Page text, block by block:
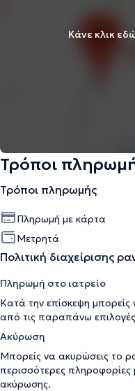
Κάνε κλικ
Τρόποι
Τρόποι πληρωμής
Πληρωμή με κάρτα
Μετρητά
Πολιτική διαχείρισης
Πληρωμή στο ιατρείο
Κατά την επίσκεψη
από τις παραπάνω
Ακύρωση
Μπορείς να ακυρώσεις το
περισσότερες πληροφορίες
ακύρωσης.